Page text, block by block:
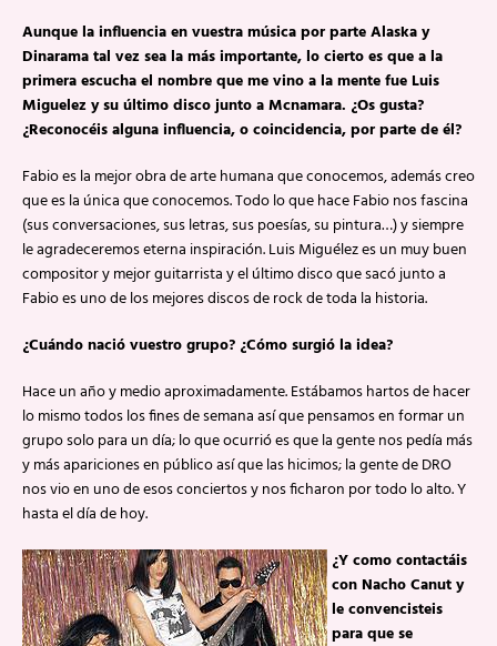
Aunque la influencia en vuestra música por parte Alaska y
Dinarama tal vez sea la más importante, lo cierto es que a la
primera escucha el nombre que me vino a la mente fue Luis
Miguelez y su último disco junto a Mcnamara. ¿Os gusta?
¿Reconocéis alguna influencia, o coincidencia, por parte de él?
Fabio es la mejor obra de arte humana que conocemos, además creo
que es la única que conocemos. Todo lo que hace Fabio nos fascina
(sus conversaciones, sus letras, sus poesías, su pintura…) y siempre
le agradeceremos eterna inspiración. Luis Miguélez es un muy buen
compositor y mejor guitarrista y el último disco que sacó junto a
Fabio es uno de los mejores discos de rock de toda la historia.
¿Cuándo nació vuestro grupo? ¿Cómo surgió la idea?
Hace un año y medio aproximadamente. Estábamos hartos de hacer
lo mismo todos los fines de semana así que pensamos en formar un
grupo solo para un día; lo que ocurrió es que la gente nos pedía más
y más apariciones en público así que las hicimos; la gente de DRO
nos vio en uno de esos conciertos y nos ficharon por todo lo alto. Y
hasta el día de hoy.
¿Y como contactáis
con Nacho Canut y
le convencisteis
para que se